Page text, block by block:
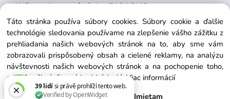
Naše appky pre vás úplne ZADARMO:
Tréningový plán na mieru
BMI kalkulačka
Vygeneruj si výživový plán na mieru
Táto stránka používa súbory cookies. Súbory cookie a ďalšie
technológie sledovania používame na zlepšenie vášho zážitku z
prehliadania našich webových stránok na to, aby sme vám
zobrazovali prispôsobený obsah a cielené reklamy, na analýzu
návštevnosti našich webových stránok a na pochopenie toho,
odkiaľ naši návštevníci prichádzajú. Viac informácií
Súhlasím
Nastavenie Odmietam